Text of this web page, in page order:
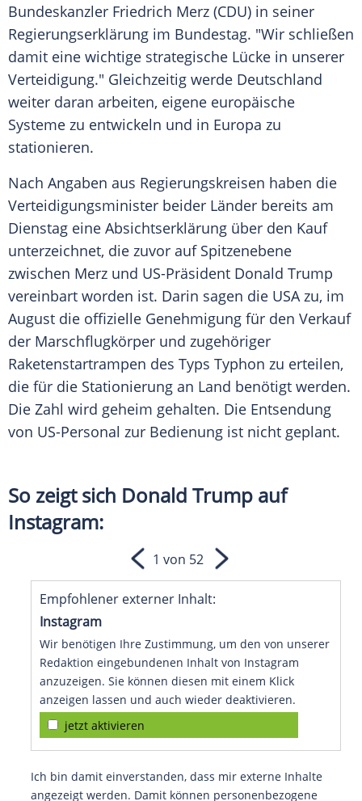
Bundeskanzler Friedrich Merz (CDU) in seiner
Regierungserklärung im Bundestag. "Wir schließen
damit eine wichtige strategische Lücke in unserer
Verteidigung." Gleichzeitig werde Deutschland
weiter daran arbeiten, eigene europäische
Systeme zu entwickeln und in Europa zu
stationieren.
Nach Angaben aus Regierungskreisen haben die
Verteidigungsminister beider Länder bereits am
Dienstag eine Absichtserklärung über den Kauf
unterzeichnet, die zuvor auf Spitzenebene
zwischen Merz und US-Präsident Donald Trump
vereinbart worden ist. Darin sagen die USA zu, im
August die offizielle Genehmigung für den Verkauf
der Marschflugkörper und zugehöriger
Raketenstartrampen des Typs Typhon zu erteilen,
die für die Stationierung an Land benötigt werden.
Die Zahl wird geheim gehalten. Die Entsendung
von US-Personal zur Bedienung ist nicht geplant.
So zeigt sich Donald Trump auf
Instagram:
Empfohlener externer Inhalt:
Instagram
Wir benötigen Ihre Zustimmung, um den von unserer
Redaktion eingebundenen Inhalt von Instagram
anzuzeigen. Sie können diesen mit einem Klick
anzeigen lassen und auch wieder deaktivieren.
jetzt aktivieren
Ich bin damit einverstanden, dass mir externe Inhalte
angezeigt werden. Damit können personenbezogene
1 von 52